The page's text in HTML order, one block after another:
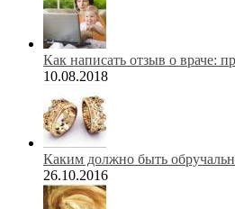
Как написать отзыв о враче:
10.08.2018
Каким должно быть
26.10.2016